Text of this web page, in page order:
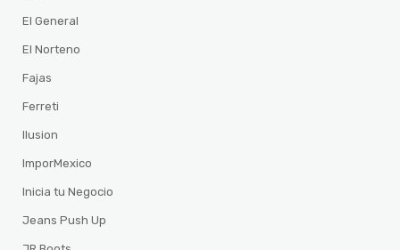
El General
El Norteno
Fajas
Ferreti
Ilusion
ImporMexico
Inicia tu Negocio
Jeans Push Up